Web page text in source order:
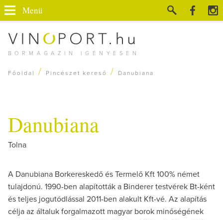
BORMAGAZIN IGÉNYESEN
Menü
Főoldal / Pincészet kereső / Danubiana
Danubiana
Tolna
A Danubiana Borkereskedő és Termelő Kft 100% német
tulajdonú. 1990-ben alapították a Binderer testvérek Bt-ként
és teljes jogutódlással 2011-ben alakult Kft-vé. Az alapítás
célja az általuk forgalmazott magyar borok minőségének